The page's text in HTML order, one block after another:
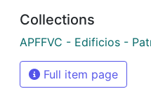
Collections
APFFVC - Edificios -
Full item page